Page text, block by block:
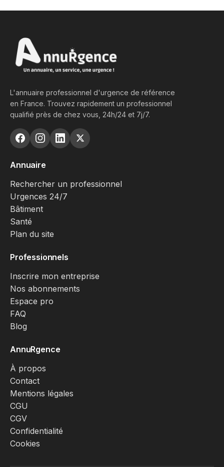
L'annuaire professionnel d'urgence de référence
en France. Trouvez rapidement un professionnel
qualifié près de chez vous, 24h/24 et 7j/7.
Annuaire
Rechercher un professionnel
Urgences 24/7
Bâtiment
Santé
Plan du site
Professionnels
Inscrire mon entreprise
Nos abonnements
Espace pro
FAQ
Blog
AnnuRgence
À propos
Contact
Mentions légales
CGU
CGV
Confidentialité
Cookies